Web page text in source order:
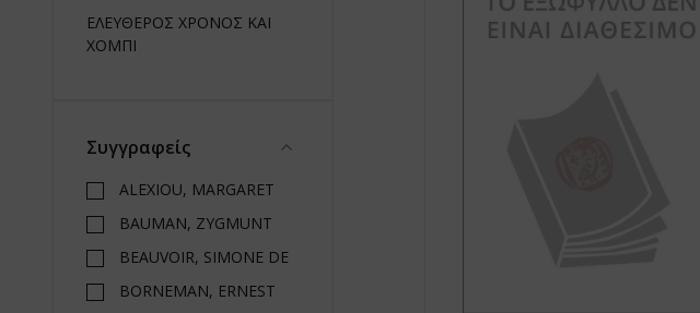
ΕΛΕΥΘΕΡΟΣ ΧΡΟΝΟΣ ΚΑΙ
ΧΟΜΠΙ
Συγγραφείς
ALEXIOU, MARGARET
BAUMAN, ZYGMUNT
BEAUVOIR, SIMONE DE
BORNEMAN, ERNEST